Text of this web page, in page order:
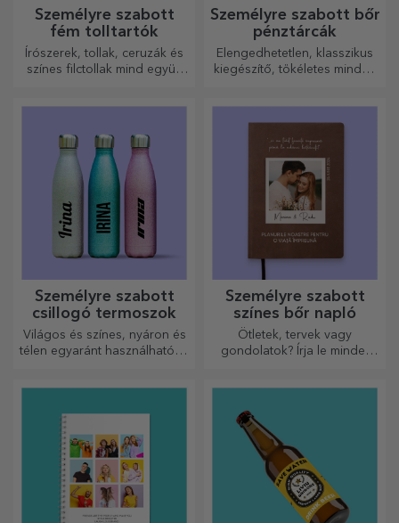
Személyre szabott
fém tolltartók
Írószerek, tollak, ceruzák és
színes filctollak mind együtt
Személyre szabott bőr
pénztárcák
Elengedhetetlen, klasszikus
kiegészítő, tökéletes minden
Személyre szabott
csillogó termoszok
Világos és színes, nyáron és
télen egyaránt használható, a
őket!
Személyre szabott
színes bőr napló
Ötletek, tervek vagy
gondolatok? Írja le mindet